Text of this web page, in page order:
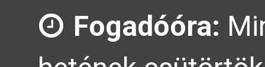
Fogadóóra: